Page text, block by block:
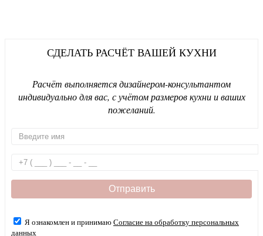
СДЕЛАТЬ РАСЧЁТ ВАШЕЙ КУХНИ
Расчёт выполняется дизайнером-консультантом
индивидуально для вас, с учётом размеров кухни и ваших
пожеланий.
Я ознакомлен и принимаюСогласие на обработку персональных
данных